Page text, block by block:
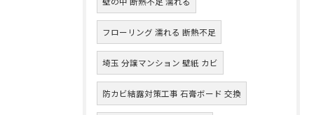
フローリング 濡れる 断熱不足
埼玉 分譲マンション 壁紙 カビ
防カビ結露対策工事 石膏ボード 交換